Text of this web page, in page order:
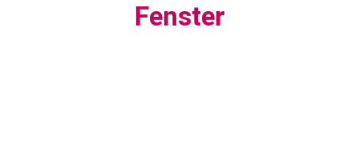
Fenster